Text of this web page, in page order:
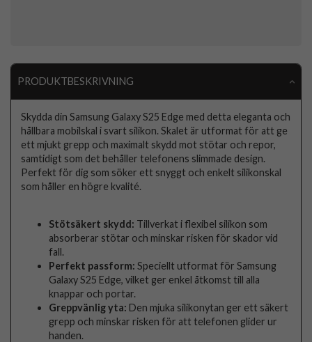
PRODUKTBESKRIVNING
Skydda din Samsung Galaxy S25 Edge med detta eleganta och
hållbara mobilskal i svart silikon. Skalet är utformat för att ge
ett mjukt grepp och maximalt skydd mot stötar och repor,
samtidigt som det behåller telefonens slimmade design.
Perfekt för dig som söker ett snyggt och enkelt silikonskal
som håller en högre kvalité.
Stötsäkert skydd: Tillverkat i flexibel silikon som
absorberar stötar och minskar risken för skador vid
fall.
Perfekt passform: Speciellt utformat för Samsung
Galaxy S25 Edge, vilket ger enkel åtkomst till alla
knappar och portar.
Greppvänlig yta: Den mjuka silikonytan ger ett säkert
grepp och minskar risken för att telefonen glider ur
handen.